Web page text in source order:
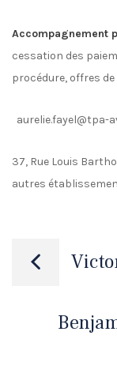
Accompagnement
cessation des
procédure, offres
aurelie.fayel@tpa-
37, Rue Louis
autres
l’article